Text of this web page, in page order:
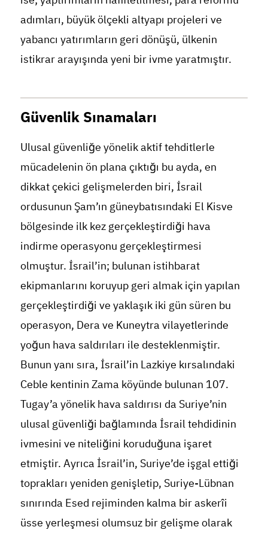
adımları, büyük ölçekli altyapı projeleri ve
yabancı yatırımların geri dönüşü, ülkenin
istikrar arayışında yeni bir ivme yaratmıştır.
Güvenlik Sınamaları
Ulusal güvenliğe yönelik aktif tehditlerle
mücadelenin ön plana çıktığı bu ayda, en
dikkat çekici gelişmelerden biri, İsrail
ordusunun Şam’ın güneybatısındaki El Kisve
bölgesinde ilk kez gerçekleştirdiği hava
indirme operasyonu gerçekleştirmesi
olmuştur. İsrail’in; bulunan istihbarat
ekipmanlarını koruyup geri almak için yapılan
gerçekleştirdiği ve yaklaşık iki gün süren bu
operasyon, Dera ve Kuneytra vilayetlerinde
yoğun hava saldırıları ile desteklenmiştir.
Bunun yanı sıra, İsrail’in Lazkiye kırsalındaki
Ceble kentinin Zama köyünde bulunan 107.
Tugay’a yönelik hava saldırısı da Suriye’nin
ulusal güvenliği bağlamında İsrail tehdidinin
ivmesini ve niteliğini koruduğuna işaret
etmiştir. Ayrıca İsrail’in, Suriye’de işgal ettiği
toprakları yeniden genişletip, Suriye-Lübnan
sınırında Esed rejiminden kalma bir askerîi
üsse yerleşmesi olumsuz bir gelişme olarak